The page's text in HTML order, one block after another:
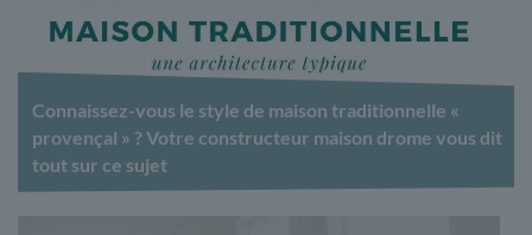
Connaissez-vous le style de maison traditionnelle «
provençal » ? Votre constructeur maison drome vous dit
tout sur ce sujet